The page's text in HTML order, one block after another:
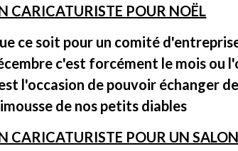
CARICATURISTE POUR NOËL
ce soit pour un comité
c'est forcément le mois ou
l'occasion de pouvoir échanger
de nos petits diables
CARICATURISTE POUR UN